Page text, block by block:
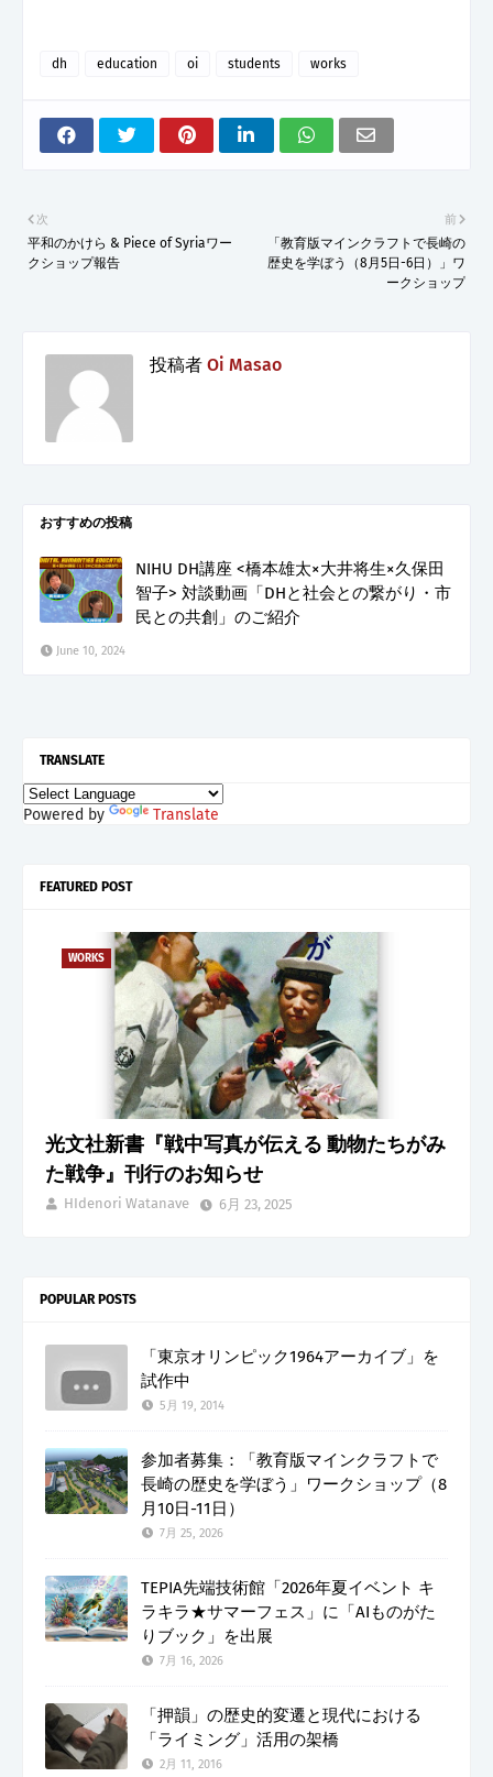
dh education oi students works
前
「教育版マインクラフトで長崎の
歴史を学ぼう（8月5日-6日）」ワ
ークショップ
次
平和のかけら & Piece of Syriaワー
クショップ報告
投稿者 Oi Masao
おすすめの投稿
NIHU DH講座 <橋本雄太×大井将生×久保田
智子> 対談動画「DHと社会との繋がり・市
民との共創」のご紹介
June 10, 2024
TRANSLATE
Powered by Translate
FEATURED POST
WORKS
光文社新書『戦中写真が伝える 動物たちがみ
た戦争』刊行のお知らせ
HIdenori Watanave 6月 23, 2025
POPULAR POSTS
「東京オリンピック1964アーカイブ」を
試作中
5月 19, 2014
参加者募集：「教育版マインクラフトで
長崎の歴史を学ぼう」ワークショップ（8
月10日-11日）
7月 25, 2026
TEPIA先端技術館「2026年夏イベント キ
ラキラ★サマーフェス」に「AIものがた
りブック」を出展
7月 16, 2026
「押韻」の歴史的変遷と現代における
「ライミング」活用の架橋
2月 11, 2016